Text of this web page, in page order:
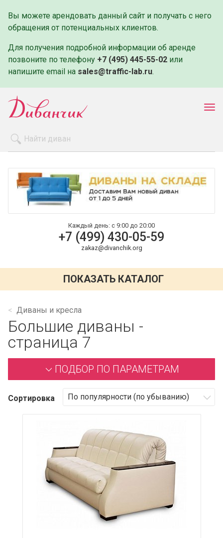
Вы можете арендовать данный сайт и получать с него
обращения от потенциальных клиентов.
Для получения подробной информации об аренде
позвоните по телефону +7 (495) 445-55-02 или
напишите email на sales@traffic-lab.ru.
Оплата и доставка
Контакты
Каждый день: с 9:00 до 20:00
+7 (499) 430-05-59
zakaz@divanchik.org
ПОКАЗАТЬ КАТАЛОГ
Диваны и кресла
Большие диваны -
страница 7
ПОДБОР ПО ПАРАМЕТРАМ
Сортировка